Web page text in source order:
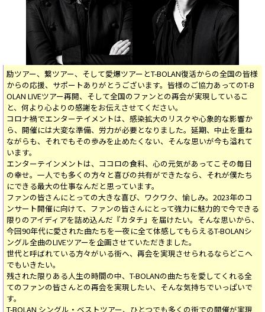
励ツアー、繋ツアー、そして愛爆ツアーとT-BOLAN復活からの全国の皆様
からの応援、サポートありがとうございます。皆様のご協力あってのT-B
OLAN LIVEツアー再開、そして全国のファンとの再会が実現しているこ
と、何より心よりの感謝をお伝えさせてください。
コロナ禍でエンターテイメントは、感染拡大のリスクや心象的な影響か
ら、開催には大変な準備、労力が必要となりました。延期、中止を重ね
ながらも、それでもその歩みを止めたくない、そんな思いが今も溢れて
います。
エンターテインメントは、ココロの食料、心の元気があってこその毎日
の幸せ。一人でも多くの方々と喜びの共有ができたなら、それが僕たち
にできる最大の仕事なんだと思っています。
ファンの皆さんにとっての大きな喜び、ワクワク、愉しみ。2023年のコ
ンサート開催に向けて、ファンの皆さんにとって強力に魅力的で今できる
限りのアイディアを詰め込んだ『カタチ』を届けたい。そんな思いから、
今回90年代に愛された曲たちを一夜に全て体感してもらえるT-BOLANシ
ングル全曲のLIVEツアーを企画させていただきました。
世代と呼ばれている方々がいる街へ、再会を実現させられるならどこへ
でもいきたい。
残された限りある人生の時間の中、T-BOLANの曲たちを愛してくれる全
てのファンの皆さんとの再会を実現したい、そんな気持ちでいっぱいで
す。
T-BOLAN シングル・ベストツアー、ひとつでも多くの街での開催が実現